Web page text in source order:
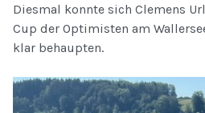
Diesmal konnte sich Clemens
Cup der Optimisten am
klar behaupten.